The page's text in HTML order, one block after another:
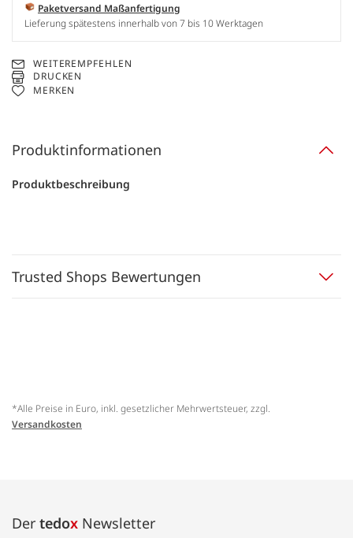
Paketversand Maßanfertigung
Lieferung spätestens innerhalb von 7 bis 10 Werktagen
WEITEREMPFEHLEN
DRUCKEN
MERKEN
Produktinformationen
Produktbeschreibung
Trusted Shops Bewertungen
*Alle Preise in Euro, inkl. gesetzlicher Mehrwertsteuer, zzgl.
Versandkosten
Der tedox Newsletter